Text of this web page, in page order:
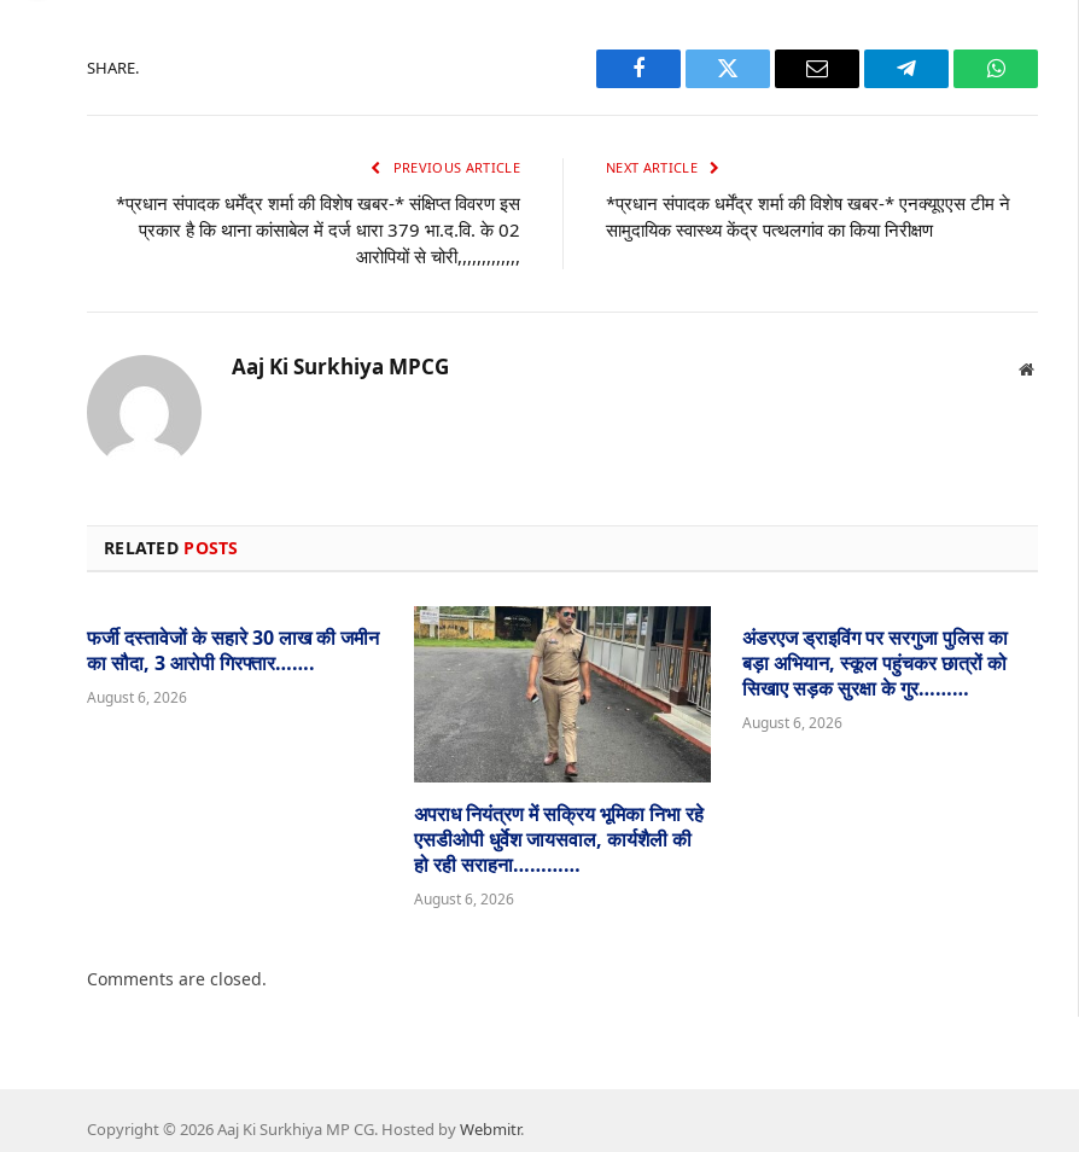
SHARE.
Facebook Twitter Email Telegram WhatsApp
PREVIOUS ARTICLE
*प्रधान संपादक धर्मेंद्र शर्मा की विशेष खबर-* संक्षिप्त विवरण इस
प्रकार है कि थाना कांसाबेल में दर्ज धारा 379 भा.द.वि. के 02
आरोपियों से चोरी,,,,,,,,,,,,,
NEXT ARTICLE
*प्रधान संपादक धर्मेंद्र शर्मा की विशेष खबर-* एनक्यूएएस टीम ने
सामुदायिक स्वास्थ्य केंद्र पत्थलगांव का किया निरीक्षण
Aaj Ki Surkhiya MPCG Website
RELATED POSTS
फर्जी दस्तावेजों के सहारे 30 लाख की जमीन
का सौदा, 3 आरोपी गिरफ्तार…….
August 6, 2026
अपराध नियंत्रण में सक्रिय भूमिका निभा रहे
एसडीओपी धुर्वेश जायसवाल, कार्यशैली की
हो रही सराहना…………
August 6, 2026
अंडरएज ड्राइविंग पर सरगुजा पुलिस का
बड़ा अभियान, स्कूल पहुंचकर छात्रों को
सिखाए सड़क सुरक्षा के गुर………
August 6, 2026
Comments are closed.
Copyright © 2026 Aaj Ki Surkhiya MP CG. Hosted byWebmitr.